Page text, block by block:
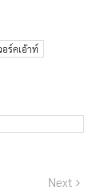
อร์คเอ้าท์
Next